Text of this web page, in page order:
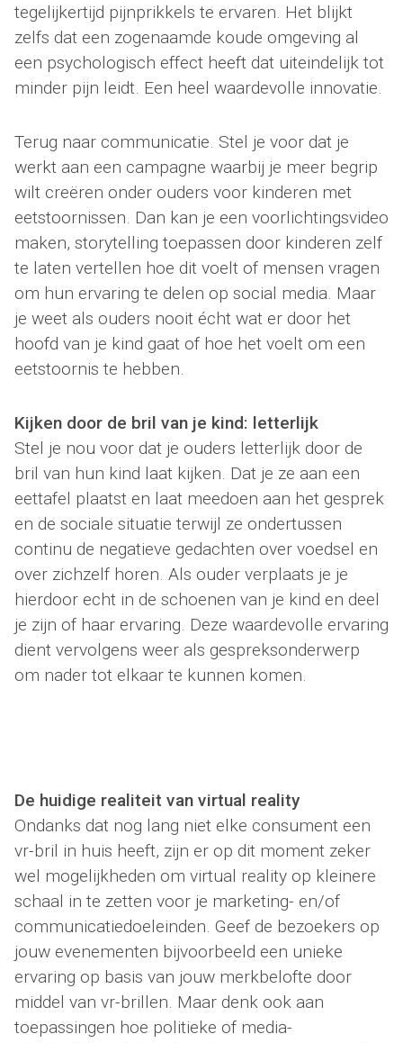
tegelijkertijd pijnprikkels te ervaren. Het blijkt
zelfs dat een zogenaamde koude omgeving al
een psychologisch effect heeft dat uiteindelijk tot
minder pijn leidt. Een heel waardevolle innovatie.
Terug naar communicatie. Stel je voor dat je
werkt aan een campagne waarbij je meer begrip
wilt creëren onder ouders voor kinderen met
eetstoornissen. Dan kan je een voorlichtingsvideo
maken, storytelling toepassen door kinderen zelf
te laten vertellen hoe dit voelt of mensen vragen
om hun ervaring te delen op social media. Maar
je weet als ouders nooit écht wat er door het
hoofd van je kind gaat of hoe het voelt om een
eetstoornis te hebben.
Kijken door de bril van je kind: letterlijk
Stel je nou voor dat je ouders letterlijk door de
bril van hun kind laat kijken. Dat je ze aan een
eettafel plaatst en laat meedoen aan het gesprek
en de sociale situatie terwijl ze ondertussen
continu de negatieve gedachten over voedsel en
over zichzelf horen. Als ouder verplaats je je
hierdoor echt in de schoenen van je kind en deel
je zijn of haar ervaring. Deze waardevolle ervaring
dient vervolgens weer als gespreksonderwerp
om nader tot elkaar te kunnen komen.
De huidige realiteit van virtual reality
Ondanks dat nog lang niet elke consument een
vr-bril in huis heeft, zijn er op dit moment zeker
wel mogelijkheden om virtual reality op kleinere
schaal in te zetten voor je marketing- en/of
communicatiedoeleinden. Geef de bezoekers op
jouw evenementen bijvoorbeeld een unieke
ervaring op basis van jouw merkbelofte door
middel van vr-brillen. Maar denk ook aan
toepassingen hoe politieke of media-